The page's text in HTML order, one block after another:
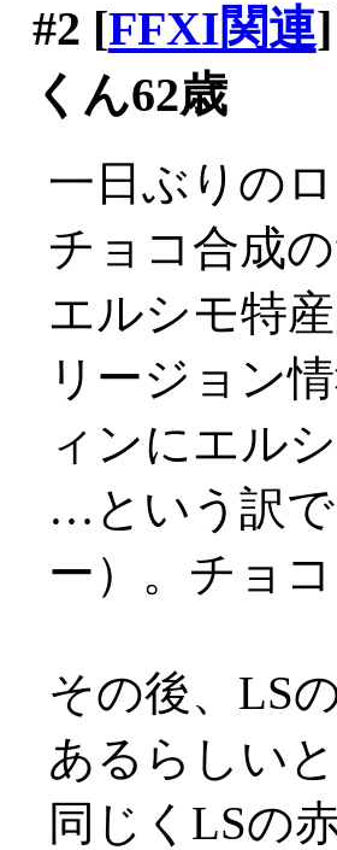
#2 [FFXI関連
くん62歳
一日ぶりのロ
チョコ合成
エルシモ特
リージョン
ィンにエル
…という訳
ー）。チョ
その後、LS
あるらしい
同じくLSの